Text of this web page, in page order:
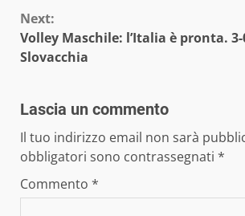
Next:
Volley Maschile: l’Italia è pronta.
Slovacchia
Lascia un commento
Il tuo indirizzo email non sarà
obbligatori sono contrassegnati *
Commento *